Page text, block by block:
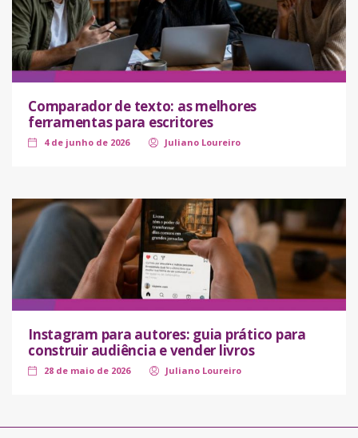
Comparador de texto: as melhores
ferramentas para escritores
4 de junho de 2026 Juliano Loureiro
Instagram para autores: guia prático para
construir audiência e vender livros
28 de maio de 2026 Juliano Loureiro